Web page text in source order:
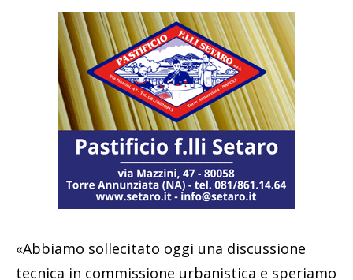
«Abbiamo sollecitato oggi una discussione
tecnica in commissione urbanistica e speriamo